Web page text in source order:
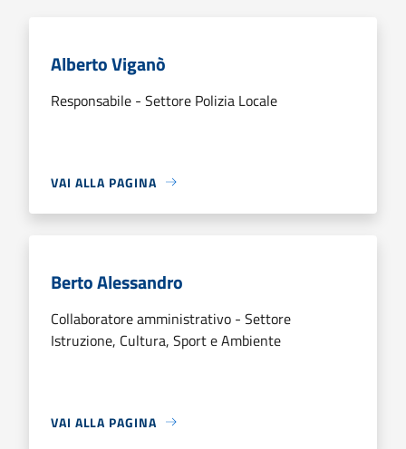
Alberto Viganò
Responsabile - Settore Polizia Locale
VAI ALLA PAGINA
Berto Alessandro
Collaboratore amministrativo - Settore
Istruzione, Cultura, Sport e Ambiente
VAI ALLA PAGINA